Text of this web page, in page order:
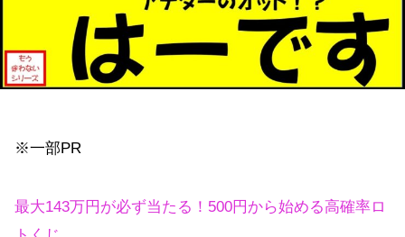
※一部PR
最大143万円が必ず当たる！500円から始める高確率ロ